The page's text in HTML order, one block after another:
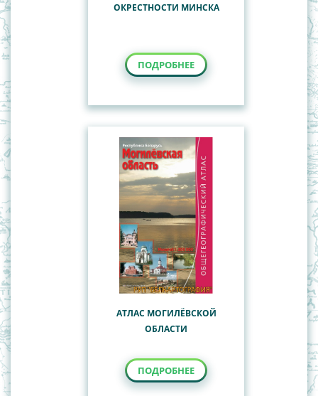
ОКРЕСТНОСТИ МИНСКА
ПОДРОБНЕЕ
АТЛАС МОГИЛЁВСКОЙ
ОБЛАСТИ
ПОДРОБНЕЕ